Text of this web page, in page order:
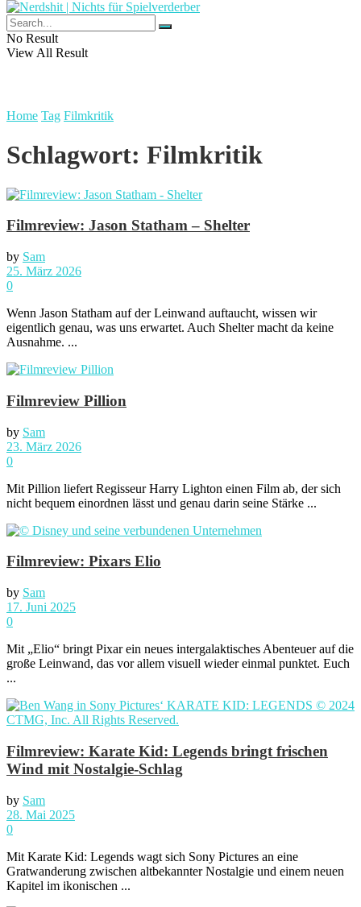
No Result
View All Result
Home Tag Filmkritik
Schlagwort: Filmkritik
Filmreview: Jason Statham – Shelter
by Sam
25. März 2026
0
Wenn Jason Statham auf der Leinwand auftaucht, wissen wir
eigentlich genau, was uns erwartet. Auch Shelter macht da keine
Ausnahme. ...
Filmreview Pillion
by Sam
23. März 2026
0
Mit Pillion liefert Regisseur Harry Lighton einen Film ab, der sich
nicht bequem einordnen lässt und genau darin seine Stärke ...
Filmreview: Pixars Elio
by Sam
17. Juni 2025
0
Mit „Elio“ bringt Pixar ein neues intergalaktisches Abenteuer auf die
große Leinwand, das vor allem visuell wieder einmal punktet. Euch
...
Filmreview: Karate Kid: Legends bringt frischen
Wind mit Nostalgie-Schlag
by Sam
28. Mai 2025
0
Mit Karate Kid: Legends wagt sich Sony Pictures an eine
Gratwanderung zwischen altbekannter Nostalgie und einem neuen
Kapitel im ikonischen ...